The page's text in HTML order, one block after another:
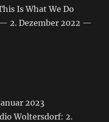
Is What We Do
2. Dezember 2022 —
2023
Woltersdorf: 2.